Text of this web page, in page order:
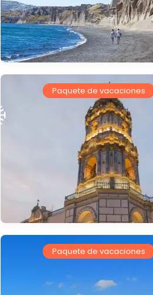
Paquete de vacaciones
Paquete de vacaciones